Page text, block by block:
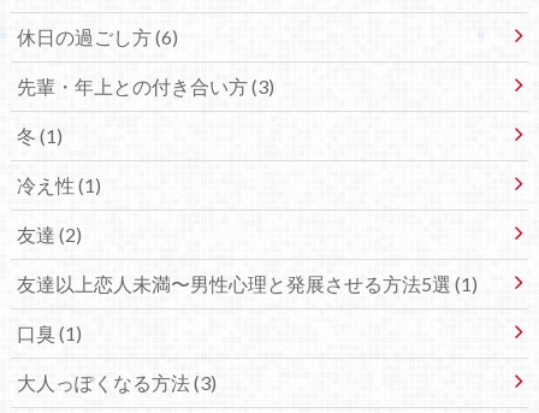
休日の過ごし方 (6)
先輩・年上との付き合い方 (3)
冬 (1)
冷え性 (1)
友達 (2)
友達以上恋人未満〜男性心理と発展させる方法5選 (1)
口臭 (1)
大人っぽくなる方法 (3)